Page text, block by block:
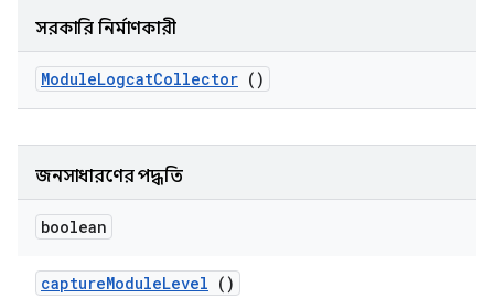
সরকারি নির্মাণকারী
ModuleLogcatCollector ()
জনসাধারণের পদ্ধতি
boolean
captureModuleLevel ()